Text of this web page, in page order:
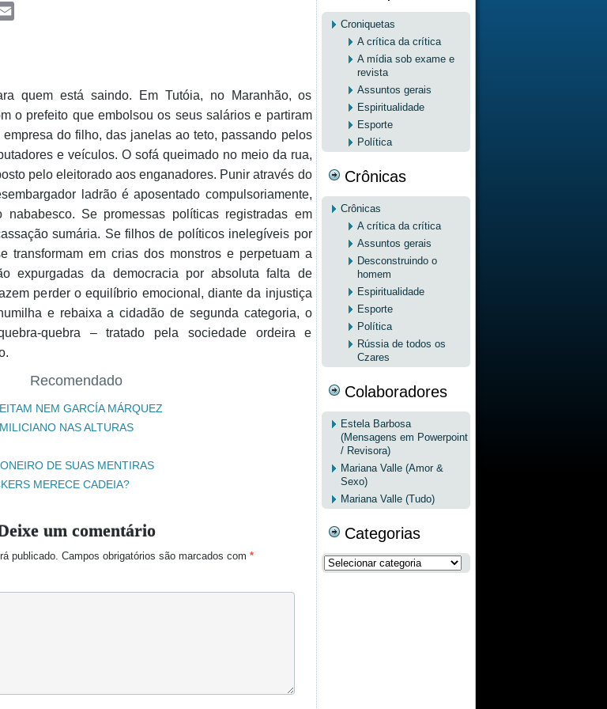
quem está saindo. Em Tutóia, no Maranhão, os
o prefeito que embolsou os seus salários e partiram
do filho, das janelas ao teto, passando pelos
e veículos. O sofá queimado no meio da rua,
pelo eleitorado aos enganadores. Punir através do
ladrão é aposentado compulsoriamente,
Se promessas políticas registradas em
sumária. Se filhos de políticos inelegíveis por
transformam em crias dos monstros e perpetuam a
expurgadas da democracia por absoluta falta de
perder o equilíbrio emocional, diante da injustiça
e rebaixa a cidadão de segunda categoria, o
quebra – tratado pela sociedade ordeira e
Recomendado
NEM GARCÍA MÁRQUEZ
NAS ALTURAS
DE SUAS MENTIRAS
MERECE CADEIA?
um comentário
publicado. Campos obrigatórios são marcados com *
Croniquetas
A crítica da crítica
A mídia sob exame e
revista
Assuntos gerais
Espiritualidade
Esporte
Política
Crônicas
Crônicas
A crítica da crítica
Assuntos gerais
Desconstruindo o
homem
Espiritualidade
Esporte
Política
Rússia de todos os
Czares
Colaboradores
Estela Barbosa
(Mensagens em Powerpoint
/ Revisora)
Mariana Valle (Amor &
Sexo)
Mariana Valle (Tudo)
Categorias
Categorias